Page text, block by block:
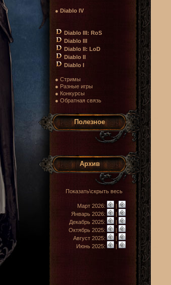
● Diablo IV
Diablo III: RoS
Diablo III
Diablo II: LoD
Diablo II
Diablo I
● Стримы
● Разные игры
● Конкурсы
● Обратная связь
Полезное
Архив
Показать\скрыть весь
Март 2026:
|
Январь 2026:
|
Декабрь 2025:
|
Октябрь 2025:
|
Август 2025:
|
Июнь 2025:
|